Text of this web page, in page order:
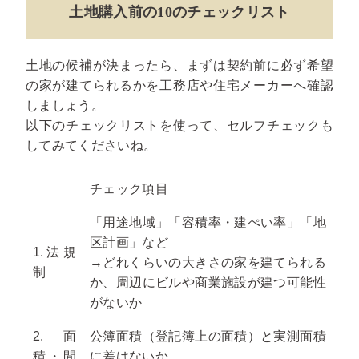
土地購入前の10のチェックリスト
土地の候補が決まったら、まずは契約前に必ず希望
の家が建てられるかを工務店や住宅メーカーへ確認
しましょう。
以下のチェックリストを使って、セルフチェックも
してみてくださいね。
チェック項目
1.法規
制
「用途地域」「容積率・建ぺい率」「地
区計画」など
→どれくらいの大きさの家を建てられる
か、周辺にビルや商業施設が建つ可能性
がないか
2.面
積・間
公簿面積（登記簿上の面積）と実測面積
に差はないか